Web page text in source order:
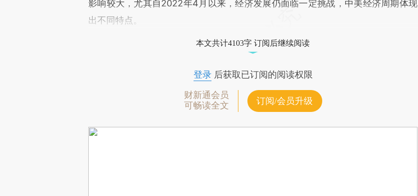
影响较大，尤其自2022年4月以来，经济发展仍面临一定挑战，中美经济周期体现
出不同特点。
本文共计4103字 订阅后继续阅读
登录后获取已订阅的阅读权限
财新通会员
可畅读全文
订阅/会员升级